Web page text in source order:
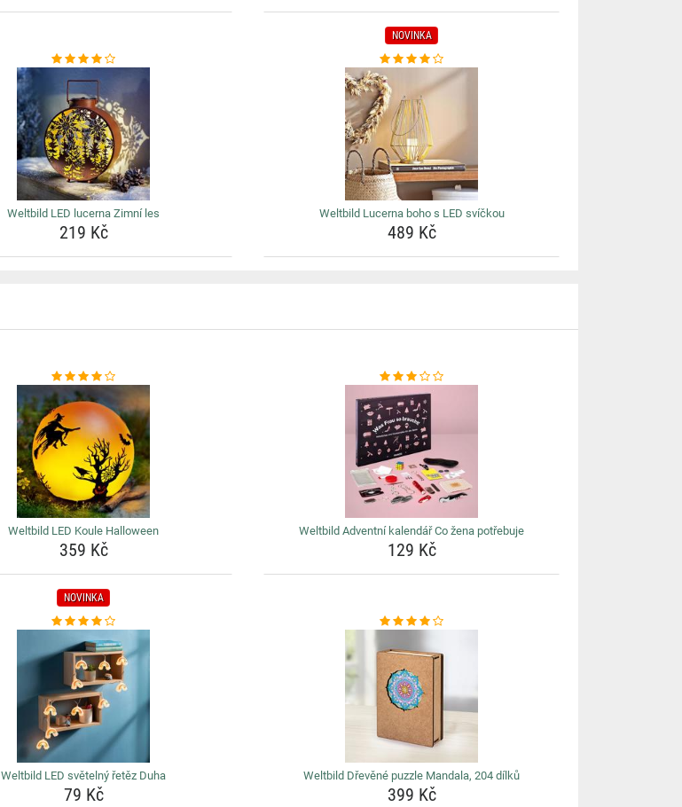
Weltbild LED lucerna Zimní les
219 Kč
NOVINKA
Weltbild Lucerna boho s LED svíčkou
489 Kč
Weltbild LED Koule Halloween
359 Kč
Weltbild Adventní kalendář Co žena potřebuje
129 Kč
NOVINKA
Weltbild LED světelný řetěz Duha
79 Kč
Weltbild Dřevěné puzzle Mandala, 204 dílků
399 Kč